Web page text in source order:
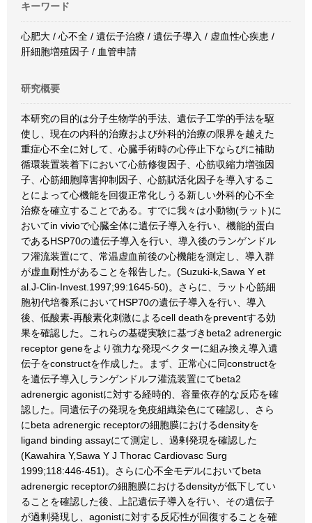
キーワード
心肥大 / 心不全 / 遺伝子治療 / 遺伝子導入 / 虚血性心疾患 /
肝細胞増殖因子 / 血管申請
研究概要
本研究の目的は分子生物学的手法、遺伝子工学的手法を駆
使し、現在の内科的治療および外科的治療の限界を越えた
重症心不全に対して、心臓手術時の心停止下ならびに補助
循環装置装着下において心筋修復因子、心筋収縮力増強因
子、心筋細胞障害抑制因子、心筋賦活化因子を導入するこ
とによって心機能を回復正常化しうる新しい外科的心不全
治療を確立することである。すでに我々は小動物(ラット)に
おいてin vivioで心臓全体に遺伝子導入を行い、機能的蛋白
であるHSP70の遺伝子導入を行い、導入後のランゲンドル
フ灌流装置にて、常温虚血前後の心機能を測定し、導入群
が虚血耐性があることを報告した。(Suzuki-k,Sawa Y et
al.J-Clin-Invest.1997;99:1645-50)。さらに、ラット心筋細
胞初代培養系においてHSP70の遺伝子導入を行い、導入
後、低酸素-再酸素化刺激によるcell deathをpreventする効
果を確認した。これらの基礎実験に基づきbeta2 adrenergic
receptor geneをより強力な発現ベクターに組み換え導入遺
伝子をconstructを作成した。まず、正常心に同constructを
を遺伝子導入しランゲンドルフ灌流装置にてbeta2
adrenergic agonistに対する経時的、容量依存的な反応を確
認した。同遺伝子の発現を免疫組織染色にて確認し、さら
にbeta adrenergic receptorの細胞膜におけるdensityを
ligand binding assayにて測定し、過剰発現を確認した
(Kawahira Y,Sawa Y J Thorac Cardiovasc Surg
1999;118:446-451)。さらに心不全モデルにおいてbeta
adrenergic receptorの細胞膜におけるdensityが低下してい
ることを確認した後、上記遺伝子導入を行い、その遺伝子
が過剰発現し、agonistに対する反応性が回復することを確